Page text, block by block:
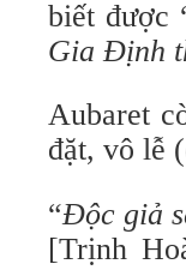
Gia Định
Aubaret
đặt, vô lễ
“
[Trịnh